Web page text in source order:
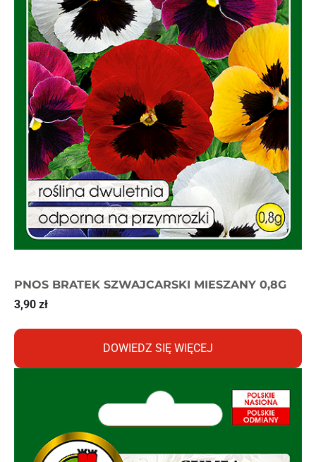
PNOS BRATEK SZWAJCARSKI MIESZANY 0,8G
3,90 zł
DOWIEDZ SIĘ WIĘCEJ